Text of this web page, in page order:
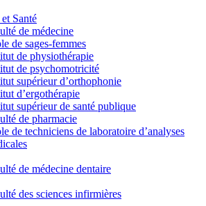
Santé
de médecine
de sages-femmes
de physiothérapie
de psychomotricité
supérieur d’orthophonie
d’ergothérapie
supérieur de santé publique
de pharmacie
de techniciens de laboratoire d’analyses
de médecine dentaire
des sciences infirmières